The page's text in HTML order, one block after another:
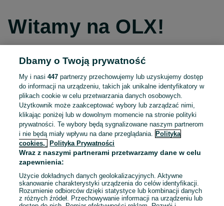
Witamy na OLX!
Kontynuuj przez Facebooka
Kontynuuj przez konto Apple
Kontynuuj przez konto Google
LUB
E-mail
Dbamy o Twoją prywatność
My i nasi447 partnerzy przechowujemy lub uzyskujemy dostęp
do informacji na urządzeniu, takich jak unikalne identyfikatory w
plikach cookie w celu przetwarzania danych osobowych.
Użytkownik może zaakceptować wybory lub zarządzać nimi,
klikając poniżej lub w dowolnym momencie na stronie polityki
prywatności. Te wybory będą sygnalizowane naszym partnerom
i nie będą miały wpływu na dane przeglądania.
Polityka
cookies,
Polityka Prywatności
Wraz z naszymi partnerami przetwarzamy dane w celu
zapewnienia:
Użycie dokładnych danych geolokalizacyjnych. Aktywne
skanowanie charakterystyki urządzenia do celów identyfikacji.
Rozumienie odbiorców dzięki statystyce lub kombinacji danych
z różnych źródeł. Przechowywanie informacji na urządzeniu lub